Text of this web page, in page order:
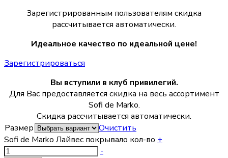
Зарегистрированным пользователям скидка
рассчитывается автоматически.
Идеальное качество по идеальной цене!
Зарегистрироваться
Вы вступили в клуб привилегий.
Для Вас предоставляется скидка на весь ассортимент
Sofi de Marko.
Скидка рассчитывается автоматически.
Размер
Очистить
Sofi de Marko Лайвес покрывало кол-во +
-